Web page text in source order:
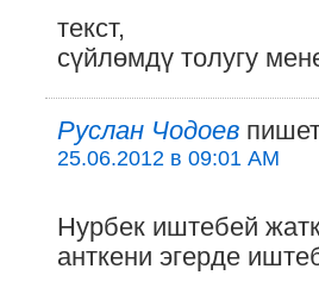
текст,
сүйлөмдү толугу
Руслан Чодоев
25.06.2012 в 09:01 AM
Нурбек иштебей
анткени эгерде